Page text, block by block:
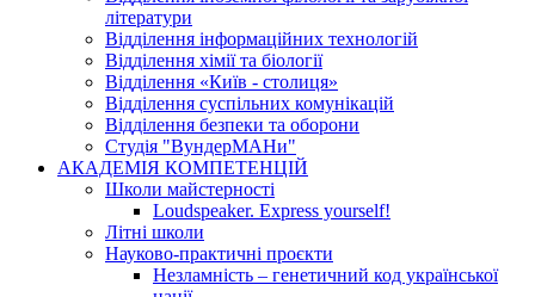
літератури
Відділення інформаційних технологій
Відділення хімії та біології
Відділення «Київ - столиця»
Відділення суспільних комунікацій
Відділення безпеки та оборони
Студія "ВундерМАНи"
АКАДЕМІЯ КОМПЕТЕНЦІЙ
Школи майстерності
Loudspeaker. Express yourself!
Літні школи
Науково-практичні проєкти
Незламність – генетичний код української